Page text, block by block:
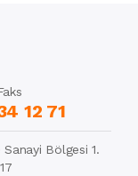
12 71
Sanayi Bölgesi 1.